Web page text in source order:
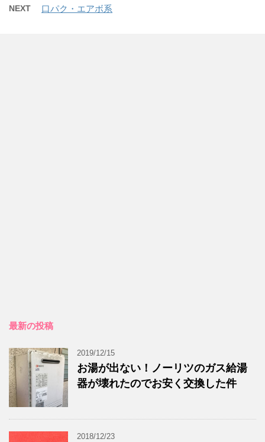
NEXT 口パク・エアボ系
最新の投稿
2019/12/15
お湯が出ない！ノーリツのガス給湯
器が壊れたのでお安く交換した件
2018/12/23